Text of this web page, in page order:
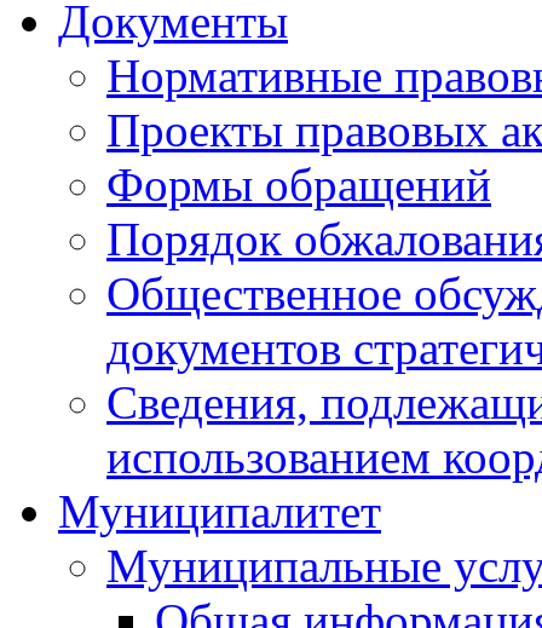
Документы
Нормативные
Проекты правовых
Формы обращений
Порядок
Общественное
документов
Сведения,
использованием
Муниципалитет
Муниципальные